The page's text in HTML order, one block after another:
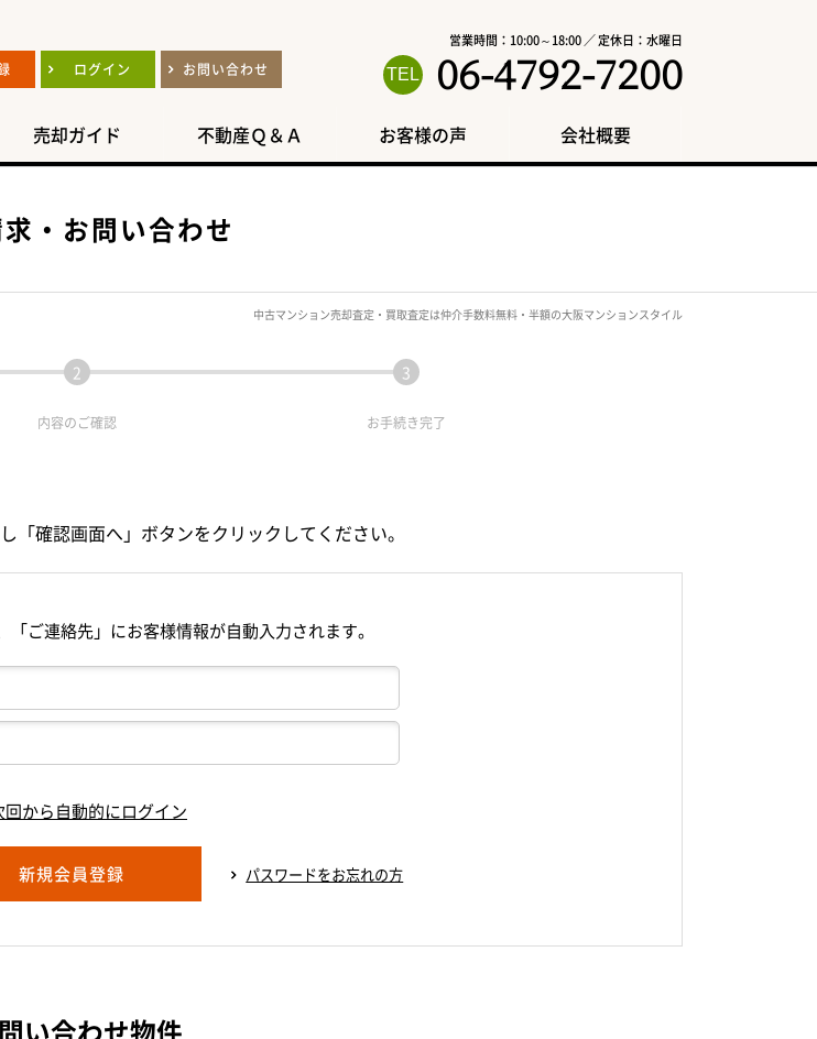
ログイン お問い合わせ
営業時間：10:00～18:00 ／ 定休日：水曜日
06-4792-7200
売却ガイド 不動産Ｑ＆Ａ お客様の声 会社概要
・お問い合わせ
中古マンション売却査定・買取査定は仲介手数料無料・半額の大阪マンションスタイル
内容のご確認 お手続き完了
「確認画面へ」ボタンをクリックしてください。
ご連絡先」にお客様情報が自動入力されます。
回から自動的にログイン
新規会員登録 パスワードをお忘れの方